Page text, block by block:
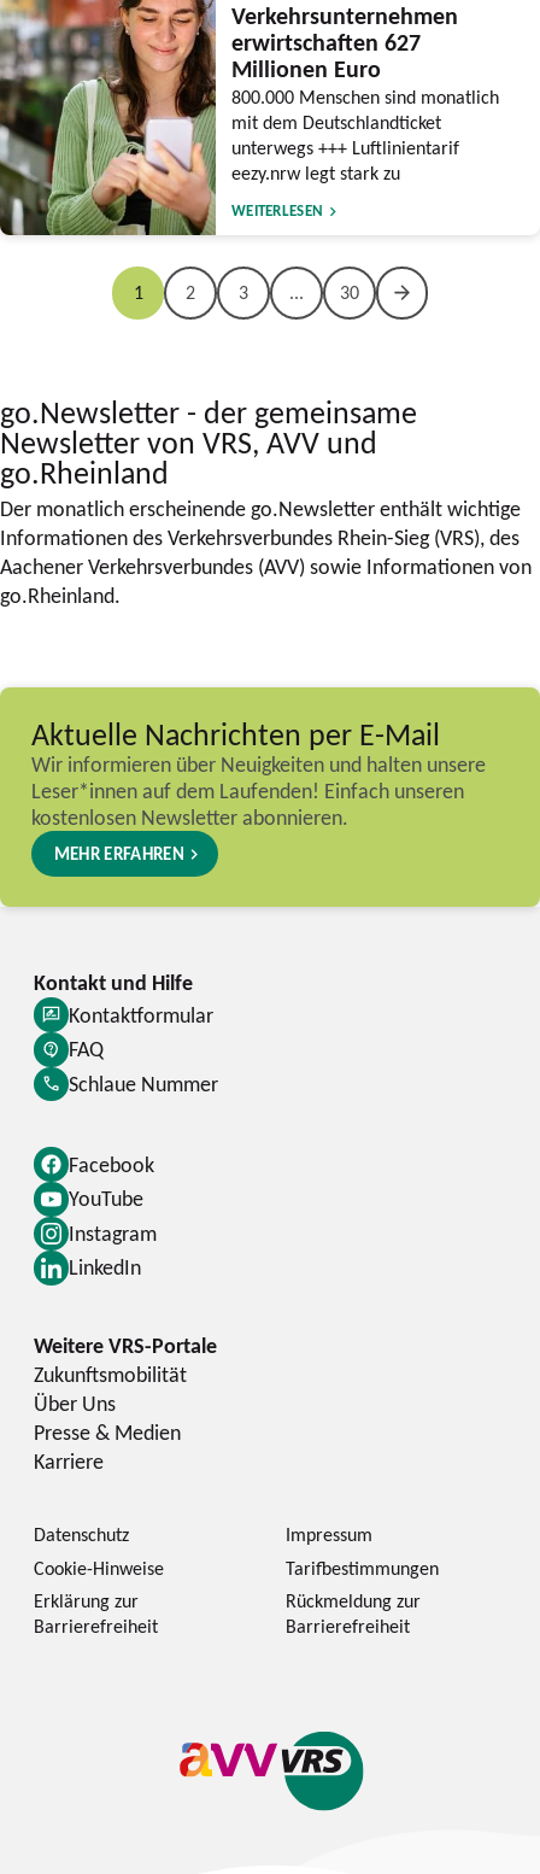
Verkehrsunternehmen
erwirtschaften 627
Millionen Euro
800.000 Menschen sind monatlich
mit dem Deutschlandticket
unterwegs +++ Luftlinientarif
eezy.nrw legt stark zu
WEITERLESEN
1 2 3 ... 30
go.Newsletter - der gemeinsame
Newsletter von VRS, AVV und
go.Rheinland
Der monatlich erscheinende go.Newsletter enthält wichtige
Informationen des Verkehrsverbundes Rhein-Sieg (VRS), des
Aachener Verkehrsverbundes (AVV) sowie Informationen von
go.Rheinland.
Aktuelle Nachrichten per E-Mail
Wir informieren über Neuigkeiten und halten unsere
Leser*innen auf dem Laufenden! Einfach unseren
kostenlosen Newsletter abonnieren.
MEHR ERFAHREN
Facebook
YouTube
Instagram
LinkedIn
Kontaktformular
FAQ
Schlaue Nummer
Zukunftsmobilität
Über Uns
Presse & Medien
Karriere
Datenschutz
Impressum
Cookie-Hinweise
Tarifbestimmungen
Erklärung zur
Barrierefreiheit
Rückmeldung zur
Barrierefreiheit